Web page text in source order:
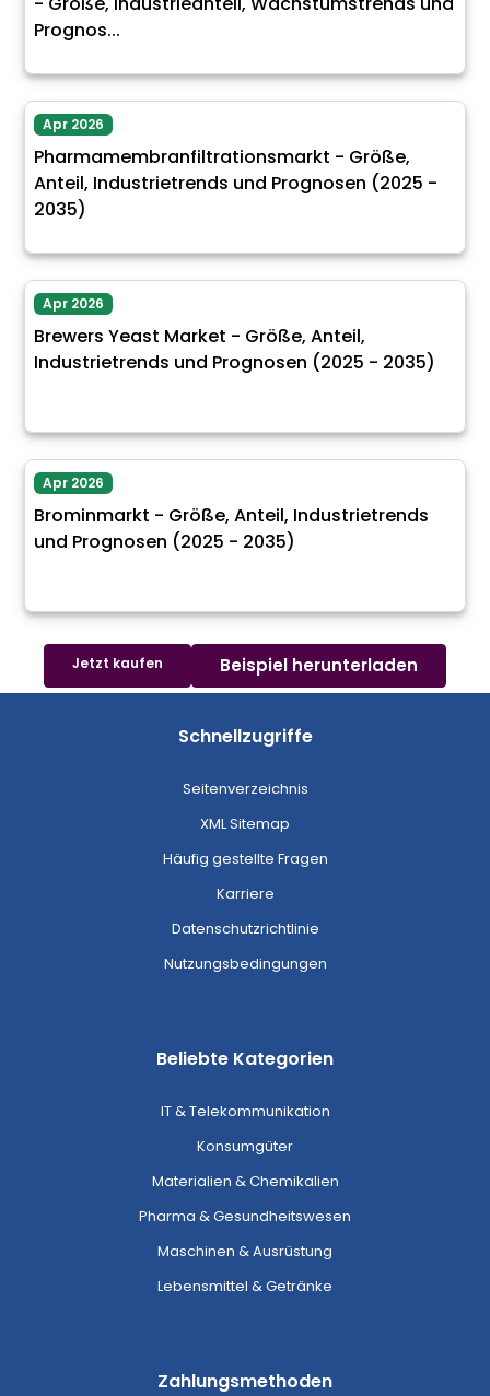
Prognos...
Apr 2026
Pharmamembranfiltrationsmarkt - Größe,
Anteil, Industrietrends und Prognosen (2025 -
2035)
Apr 2026
Brewers Yeast Market - Größe, Anteil,
Industrietrends und Prognosen (2025 - 2035)
Apr 2026
Brominmarkt - Größe, Anteil, Industrietrends
und Prognosen (2025 - 2035)
Jetzt kaufen Beispiel herunterladen
Schnellzugriffe
Seitenverzeichnis
XML Sitemap
Häufig gestellte Fragen
Karriere
Datenschutzrichtlinie
Nutzungsbedingungen
Beliebte Kategorien
IT & Telekommunikation
Konsumgüter
Materialien & Chemikalien
Pharma & Gesundheitswesen
Maschinen & Ausrüstung
Lebensmittel & Getränke
Zahlungsmethoden